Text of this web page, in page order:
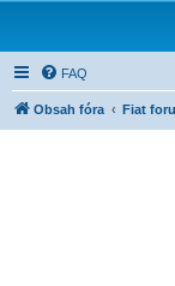
FAQ
Obsah fóra Fiat